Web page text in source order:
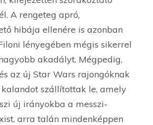
A rengeteg apró,
hibája ellenére is azonban
lényegében mégis sikerrel
akadályt. Mégpedig,
az új Star Wars rajongóknak
szállítottak le, amely
új irányokba a messzi-
arra talán mindenképpen